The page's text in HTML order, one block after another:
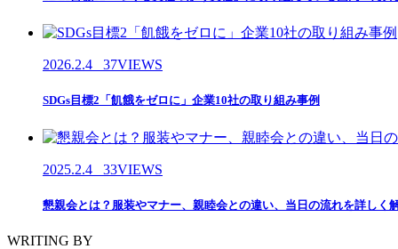
2026.2.4 37VIEWS
SDGs目標2「飢餓をゼロに」企業10社の取り組み事例
2025.2.4 33VIEWS
懇親会とは？服装やマナー、親睦会との違い、当日の流れを詳しく
WRITING BY